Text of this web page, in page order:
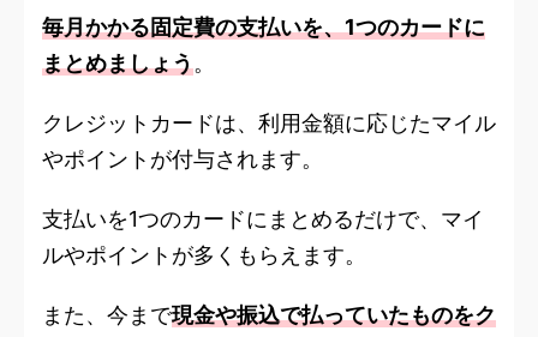
毎月かかる固定費の支払いを、1つのカードに
まとめましょう。
クレジットカードは、利用金額に応じたマイル
やポイントが付与されます。
支払いを1つのカードにまとめるだけで、マイ
ルやポイントが多くもらえます。
また、今まで現金や振込で払っていたものをク